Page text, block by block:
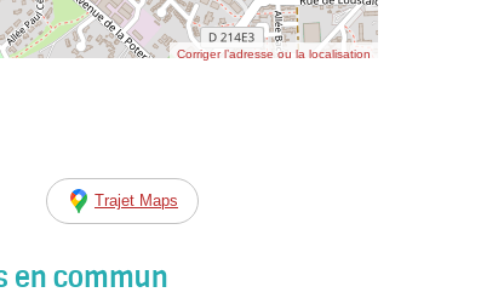
Corriger l’adresse ou la localisation
Trajet Maps
en commun